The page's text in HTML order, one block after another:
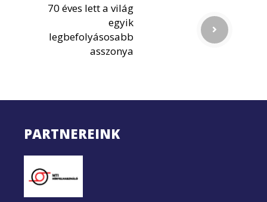
70 éves lett a világ
egyik
legbefolyásosabb
asszonya
PARTNEREINK